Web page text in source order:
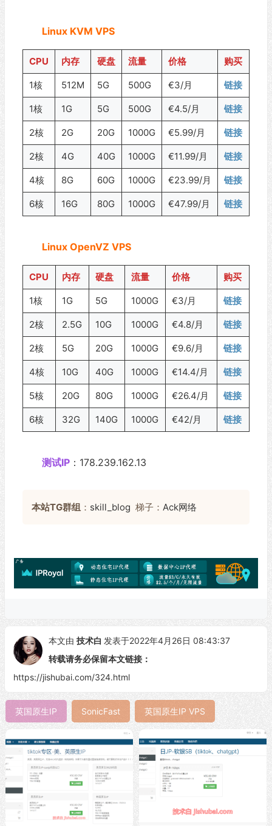
Linux KVM VPS
CPU 内存 硬盘 流量 价格 购买
1核 512M 5G 500G €3/月 链接
1核 1G 5G 500G €4.5/月 链接
2核 2G 20G 1000G €5.99/月 链接
2核 4G 40G 1000G €11.99/月 链接
4核 8G 60G 1000G €23.99/月 链接
6核 16G 80G 1000G €47.99/月 链接
Linux OpenVZ VPS
CPU 内存 硬盘 流量 价格 购买
1核 1G 5G 1000G €3/月 链接
2核 2.5G 10G 1000G €4.8/月 链接
2核 5G 20G 1000G €9.6/月 链接
4核 10G 40G 1000G €14.4/月 链接
5核 20G 80G 1000G €26.4/月 链接
6核 32G 140G 1000G €42/月 链接
测试IP：178.239.162.13
本站TG群组： skill_blog 梯子： Ack网络
本文由 技术白 发表于2022年4月26日 08:43:37
转载请务必保留本文链接：
https://jishubai.com/324.html
英国原生IP SonicFast 英国原生IP VPS